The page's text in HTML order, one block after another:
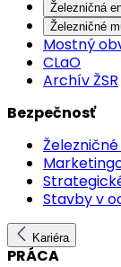
Železničná
Železničné
Mostný
CLaO
Archív ŽSR
Bezpečnosť
Stavby v
Kariéra
PRÁCA